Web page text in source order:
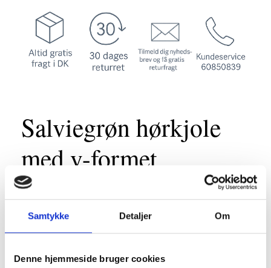
Samtykke Detaljer Om
Denne hjemmeside bruger cookies
Salviegrøn hørkjole
med v-formet
halsåbning og korte
ærmer. Kjolen er fra
Marta du chateau.